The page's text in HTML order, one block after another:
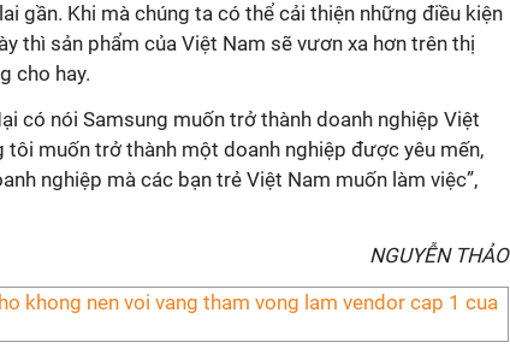
gần. Khi mà chúng ta có thể cải thiện những điều kiện
thì sản phẩm của Việt Nam sẽ vươn xa hơn trên thị
cho hay.
có nói Samsung muốn trở thành doanh nghiệp Việt
tôi muốn trở thành một doanh nghiệp được yêu mến,
nghiệp mà các bạn trẻ Việt Nam muốn làm việc”,
NGUYỄN THẢO